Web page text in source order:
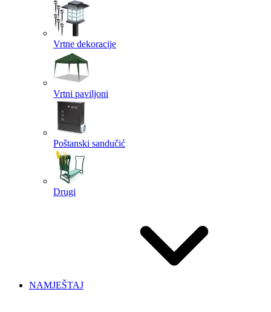
Vrtne dekoracije
Vrtni paviljoni
Poštanski sandučić
Drugi
NAMJEŠTAJ